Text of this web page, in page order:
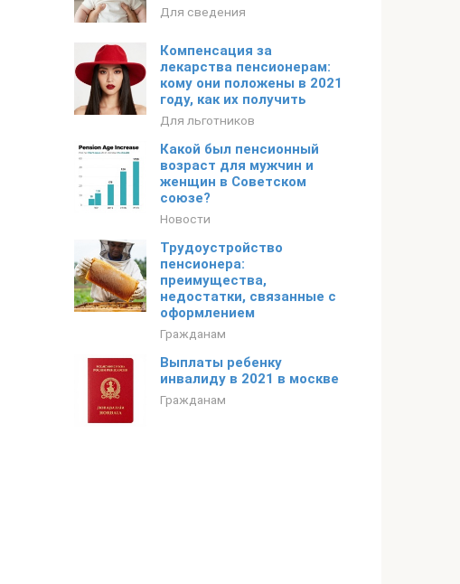
Для сведения
Компенсация за
лекарства пенсионерам:
кому они положены в 2021
году, как их получить
Для льготников
Какой был пенсионный
возраст для мужчин и
женщин в Советском
союзе?
Новости
Трудоустройство
пенсионера:
преимущества,
недостатки, связанные с
оформлением
Гражданам
Выплаты ребенку
инвалиду в 2021 в москве
Гражданам